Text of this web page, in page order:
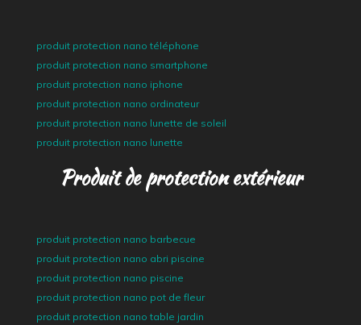
produit protection nano téléphone
produit protection nano smartphone
produit protection nano iphone
produit protection nano ordinateur
produit protection nano lunette de soleil
produit protection nano lunette
Produit de protection extérieur
produit protection nano barbecue
produit protection nano abri piscine
produit protection nano piscine
produit protection nano pot de fleur
produit protection nano table jardin